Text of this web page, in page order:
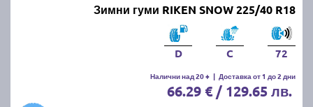
Зимни гуми RIKEN SNOW 225/40 R18
D C 72
Налични над 20 + | Доставка от 1 до 2 дни
66.29 € / 129.65 лв.